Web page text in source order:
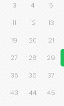
3 4 5
11 12 13
19 20 21
27 28 29
35 36 37
43 44 45